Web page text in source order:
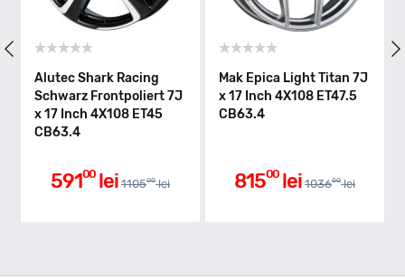
Alutec Shark Racing
Schwarz Frontpoliert 7J
x 17 Inch 4X108 ET45
CB63.4
59100 lei 110500 lei
Mak Epica Light Titan 7J
x 17 Inch 4X108 ET47.5
CB63.4
81500 lei 103600 lei